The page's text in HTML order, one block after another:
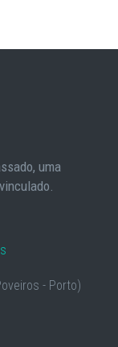
uma
- Porto)